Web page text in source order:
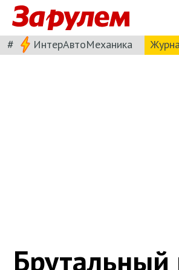
# ИнтерАвтоМеханика